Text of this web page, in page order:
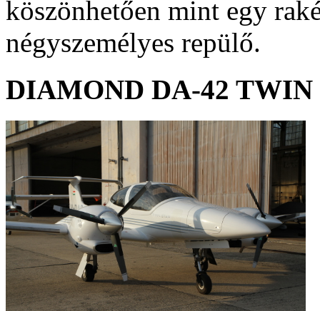
köszönhetően mint egy
négyszemélyes repülő.
DIAMOND DA-42 TWIN